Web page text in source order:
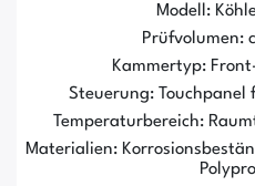
Modell:
Prüfvolumen:
Kammertyp:
Steuerung: Touchpanel
Temperaturbereich:
Materialien: